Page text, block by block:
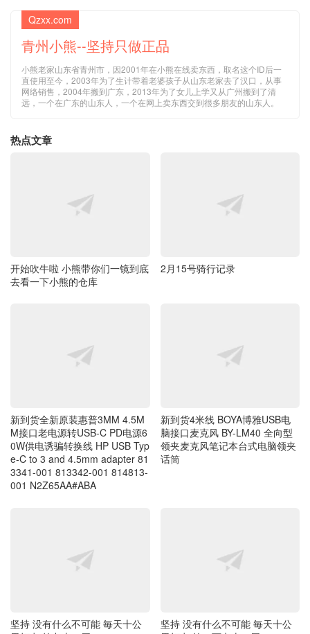
Qzxx.com
青州小熊--坚持只做正品
小熊老家山东省青州市，因2001年在小熊在线卖东西，取名这个ID后一
直使用至今，2003年为了生计带着老婆孩子从山东老家去了汉口，从事
网络销售，2004年搬到广东，2013年为了女儿上学又从广州搬到了清
远，一个在广东的山东人，一个在网上卖东西交到很多朋友的山东人。
热点文章
开始吹牛啦 小熊带你们一镜到底
去看一下小熊的仓库
2月15号骑行记录
新到货全新原装惠普3MM 4.5M
M接口老电源转USB-C PD电源6
0W供电诱骗转换线 HP USB Typ
e-C to 3 and 4.5mm adapter 81
3341-001 813342-001 814813-
001 N2Z65AA#ABA
新到货4米线 BOYA博雅USB电
脑接口麦克风 BY-LM40 全向型
领夹麦克风笔记本台式电脑领夹
话筒
坚持 没有什么不可能 毎天十公
坚持 没有什么不可能 毎天十公